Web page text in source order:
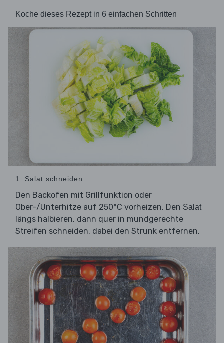
Koche dieses Rezept in 6 einfachen Schritten
1. Salat schneiden
Den Backofen mit Grillfunktion oder
Ober-/Unterhitze auf 250°C vorheizen. Den Salat
längs halbieren, dann quer in mundgerechte
Streifen schneiden, dabei den Strunk entfernen.